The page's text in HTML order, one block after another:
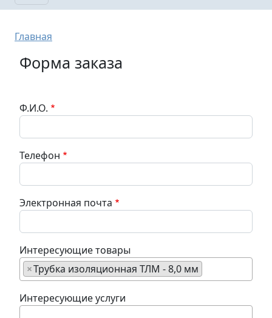
Строка навигации
Главная
Форма заказа
Ф.И.О.
Телефон
Электронная почта
Интересующие товары
×Трубка изоляционная ТЛМ - 8,0 мм
Интересующие услуги